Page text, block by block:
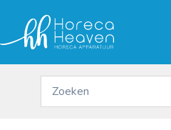
inhoud